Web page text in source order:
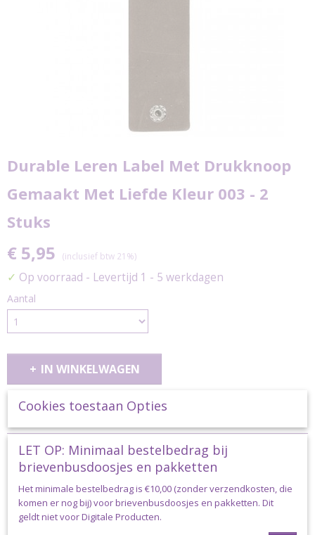
Durable Leren Label Met Drukknoop
Gemaakt Met Liefde Kleur 003 - 2
Stuks
€ 5,95 (inclusief btw 21%)
✓ Op voorraad - Levertijd 1 - 5 werkdagen
Aantal
IN WINKELWAGEN
Specificaties
durable-labels-020.1215.003
Omschrijving
Durable Leren Label Met
Drukknoop Gemaakt Met Liefde
Cookies toestaan Opties
LET OP: Minimaal bestelbedrag bij
brievenbusdoosjes en pakketten
Het minimale bestelbedrag is €10,00 (zonder verzendkosten, die
komen er nog bij) voor brievenbusdoosjes en pakketten. Dit
geldt niet voor Digitale Producten.